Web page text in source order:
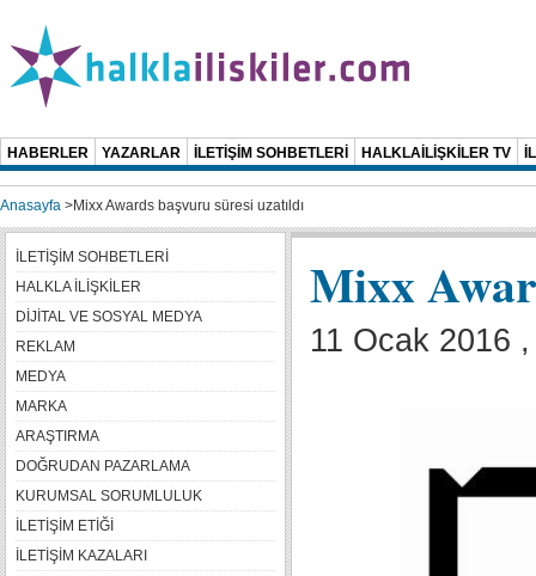
HABERLER YAZARLAR İLETİŞİM SOHBETLERİ HALKLAİLİŞKİLER TV
Anasayfa >Mixx Awards başvuru süresi uzatıldı
Mixx
11 Ocak 2016
İLETİŞİM SOHBETLERİ
HALKLA İLİŞKİLER
DİJİTAL VE SOSYAL MEDYA
REKLAM
MEDYA
MARKA
ARAŞTIRMA
DOĞRUDAN PAZARLAMA
KURUMSAL SORUMLULUK
İLETİŞİM ETİĞİ
İLETİŞİM KAZALARI